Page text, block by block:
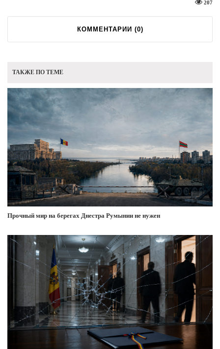
207
КОММЕНТАРИИ (0)
ТАКЖЕ ПО ТЕМЕ
Прочный мир на берегах Днестра Румынии не нужен